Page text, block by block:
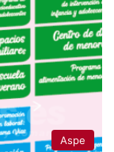
Aspe